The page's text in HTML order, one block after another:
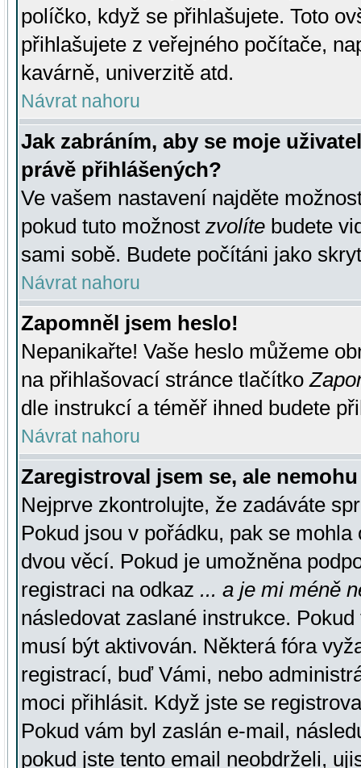
políčko, když se přihlašujete. Toto
přihlašujete z veřejného počítače,
kavárně, univerzitě atd.
Návrat nahoru
Jak zabráním, aby se moje
právě přihlášených?
Ve vašem nastavení najděte
pokud tuto možnost zvolíte budete
sami sobě. Budete počítáni jako
Návrat nahoru
Zapomněl jsem heslo!
Nepanikařte! Vaše heslo můžeme
na přihlašovací stránce tlačítko
dle instrukcí a téměř ihned budete
Návrat nahoru
Zaregistroval jsem se, ale
Nejprve zkontrolujte, že zadáváte
Pokud jsou v pořádku, pak se
dvou věcí. Pokud je umožněna
registraci na odkaz ... a je mi méně
následovat zaslané instrukce.
musí být aktivován. Některá fóra
registrací, buď Vámi, nebo
moci přihlásit. Když jste se
Pokud vám byl zaslán e-mail,
pokud jste tento email neobdrželi,